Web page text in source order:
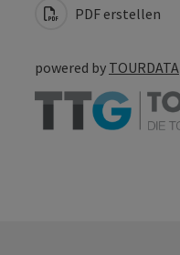
PDF erstellen
powered by TOURDATA